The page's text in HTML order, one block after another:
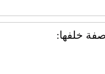
خلفها: